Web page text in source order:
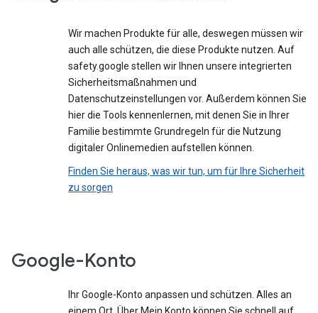
Wir machen Produkte für alle, deswegen müssen wir
auch alle schützen, die diese Produkte nutzen. Auf
safety.google stellen wir Ihnen unsere integrierten
Sicherheitsmaßnahmen und
Datenschutzeinstellungen vor. Außerdem können Sie
hier die Tools kennenlernen, mit denen Sie in Ihrer
Familie bestimmte Grundregeln für die Nutzung
digitaler Onlinemedien aufstellen können.
Finden Sie heraus, was wir tun, um für Ihre Sicherheit
zu sorgen
Google-Konto
Ihr Google-Konto anpassen und schützen. Alles an